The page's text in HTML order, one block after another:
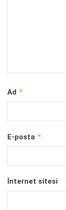
Ad *
E-posta *
İnternet sitesi